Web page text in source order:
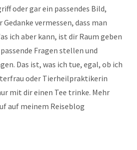
oder gar ein passendes Bild,
vermessen, dass man
ich aber kann, ist dir Raum geben
Fragen stellen und
Das ist, was ich tue, egal, ob ich
oder Tierheilpraktikerin
mit dir einen Tee trinke. Mehr
auf meinem Reiseblog